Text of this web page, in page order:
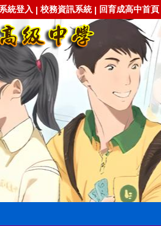
統登入 | 校務資訊系統| 回育成高中首頁